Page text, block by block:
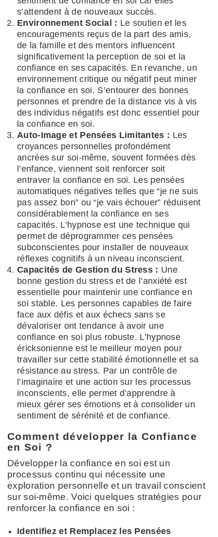
s’attendent à de nouveaux succès.
Environnement Social : Le soutien et les
encouragements reçus de la part des amis,
de la famille et des mentors influencent
significativement la perception de soi et la
confiance en ses capacités. En revanche, un
environnement critique ou négatif peut miner
la confiance en soi. S’entourer des bonnes
personnes et prendre de la distance vis à vis
des individus négatifs est donc essentiel pour
la confiance en soi.
Auto-Image et Pensées Limitantes : Les
croyances personnelles profondément
ancrées sur soi-même, souvent formées dès
l’enfance, viennent soit renforcer soit
entraver la confiance en soi. Les pensées
automatiques négatives telles que “je ne suis
pas assez bon” ou “je vais échouer” réduisent
considérablement la confiance en ses
capacités. L’hypnose est une technique qui
permet de déprogrammer ces pensées
subconscientes pour installer de nouveaux
réflexes cognitifs à un niveau inconscient.
Capacités de Gestion du Stress : Une
bonne gestion du stress et de l’anxiété est
essentielle pour maintenir une confiance en
soi stable. Les personnes capables de faire
face aux défis et aux échecs sans se
dévaloriser ont tendance à avoir une
confiance en soi plus robuste. L’hypnose
éricksonienne est le meilleur moyen pour
travailler sur cette stabilité émotionnelle et sa
résistance au stress. Par un contrôle de
l’imaginaire et une action sur les processus
inconscients, elle permet d’apprendre à
mieux gérer ses émotions et à consolider un
sentiment de sérénité et de confiance.
Comment développer la Confiance
en Soi ?
Développer la confiance en soi est un
processus continu qui nécessite une
exploration personnelle et un travail conscient
sur soi-même. Voici quelques stratégies pour
renforcer la confiance en soi :
Identifiez et Remplacez les Pensées